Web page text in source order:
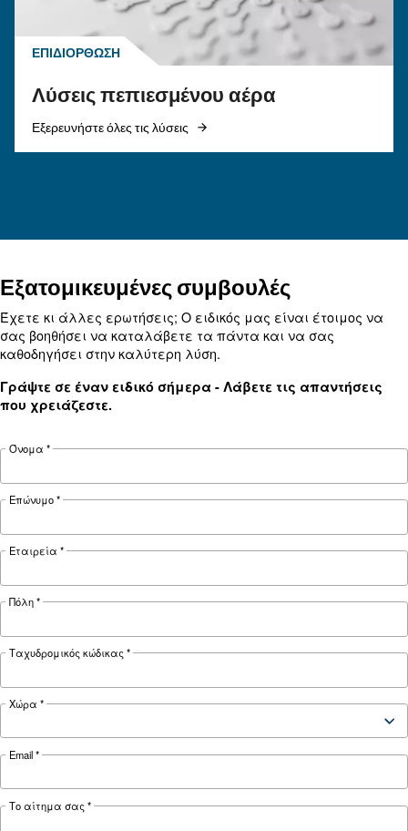
κρύες καιρικές συνθήκες και ανακαλύψτε
αποτελεσματικές λύσεις και προληπτικά
διατηρήσετε την ομαλή λειτουργία του τον
Ψάχνετε το σωστό προϊόν για
εφαρμογή σας;
ΕΝΔΕΔΕΙΓΜΈΝΗ ΧΡΉΣΗ
Εφαρμογές πεπιεσμένου αέρα
Μετάβαση στη σελίδα εφαρμογής